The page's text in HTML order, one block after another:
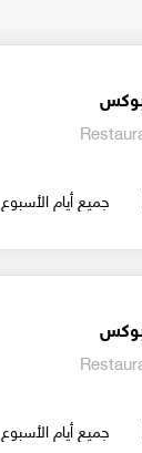
بوكس
جميع أيام الأسبوع
بوكس
جميع أيام الأسبوع